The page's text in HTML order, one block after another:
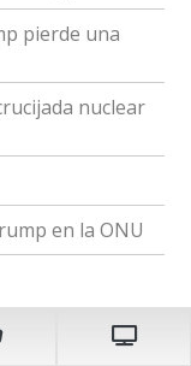
pierde una
nuclear
en la ONU